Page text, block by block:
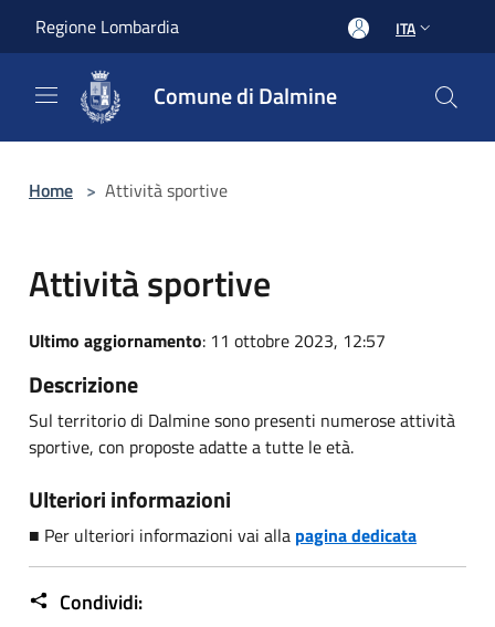
Regione Lombardia ITA
Comune di Dalmine
Home > Attività sportive
Attività sportive
Ultimo aggiornamento: 11 ottobre 2023, 12:57
Descrizione
Sul territorio di Dalmine sono presenti numerose attività
sportive, con proposte adatte a tutte le età.
Ulteriori informazioni
■ Per ulteriori informazioni vai alla pagina dedicata
Condividi: